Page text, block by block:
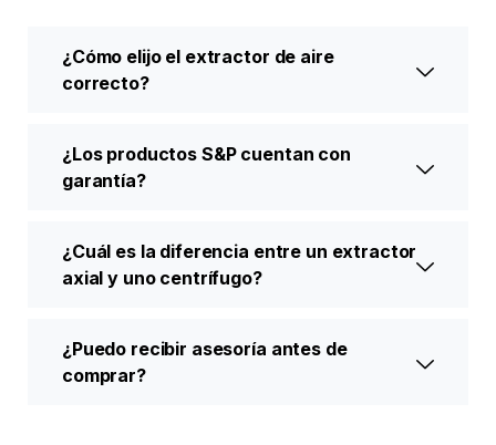
¿Cómo elijo el extractor de aire
correcto?
¿Los productos S&P cuentan con
garantía?
¿Cuál es la diferencia entre un extractor
axial y uno centrífugo?
¿Puedo recibir asesoría antes de
comprar?